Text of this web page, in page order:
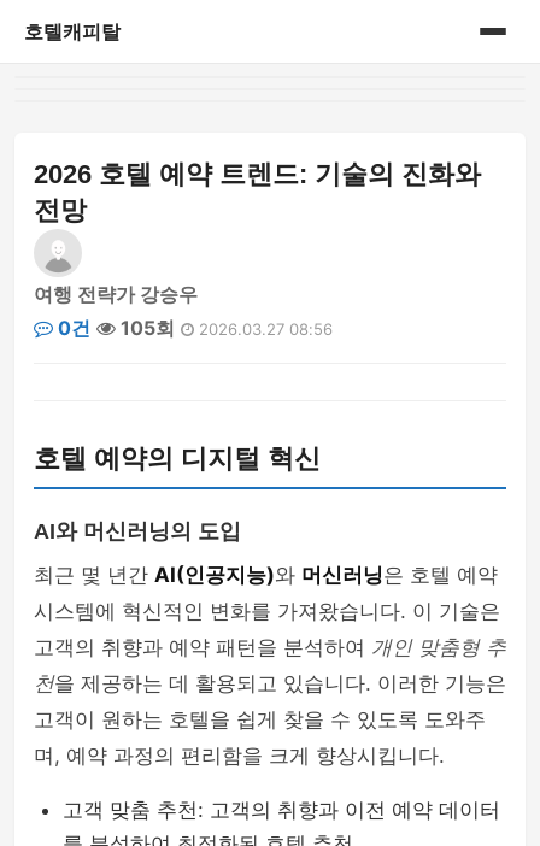
호텔캐피탈
2026 호텔 예약 트렌드: 기술의 진화와
전망
여행 전략가 강승우
0건
105회 2026.03.27 08:56
호텔 예약의 디지털 혁신
AI와 머신러닝의 도입
최근 몇 년간 AI(인공지능)와 머신러닝은 호텔 예약
시스템에 혁신적인 변화를 가져왔습니다. 이 기술은
고객의 취향과 예약 패턴을 분석하여 개인 맞춤형 추
천을 제공하는 데 활용되고 있습니다. 이러한 기능은
고객이 원하는 호텔을 쉽게 찾을 수 있도록 도와주
며, 예약 과정의 편리함을 크게 향상시킵니다.
고객 맞춤 추천: 고객의 취향과 이전 예약 데이터